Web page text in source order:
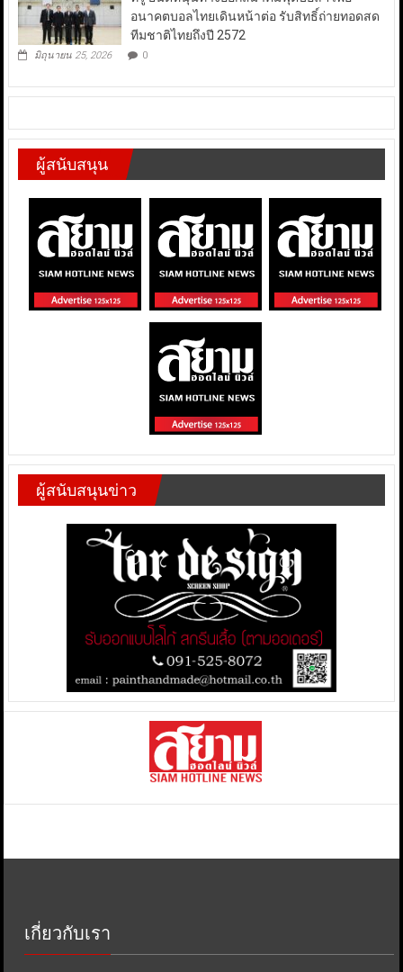
อนาคตบอลไทยเดินหน้าต่อ รับสิทธิ์ถ่ายทอดสด
ทีมชาติไทยถึงปี 2572
มิถุนายน 25, 2026 0
ผู้สนับสนุน
ผู้สนับสนุนข่าว
เกี่ยวกับเรา